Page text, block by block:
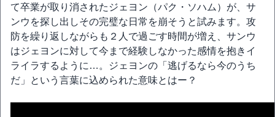
て卒業が取り消されたジェヨン（パク・ソハム）が、サ
ンウを探し出しその完璧な日常を崩そうと試みます。攻
防を繰り返しながらも２人で過ごす時間が増え、サンウ
はジェヨンに対して今まで経験しなかった感情を抱きイ
ライラするように…。ジェヨンの「逃げるなら今のうち
だ」という言葉に込められた意味とはー？